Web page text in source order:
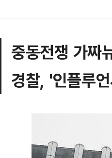
중동전쟁 가짜
경찰, '인플루